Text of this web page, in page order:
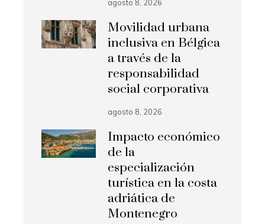
agosto 8, 2026
Movilidad urbana
inclusiva en Bélgica
a través de la
responsabilidad
social corporativa
agosto 8, 2026
Impacto económico
de la
especialización
turística en la costa
adriática de
Montenegro